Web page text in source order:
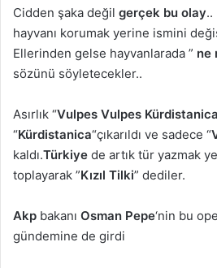
Cidden şaka değil gerçek bu olay..
hayvanı korumak yerine ismini
Ellerinden gelse hayvanlarada ” ne
sözünü söyletecekler..
Asırlık “Vulpes Vulpes Kürdistanica
“Kürdistanica“çıkarıldı ve sadece “
kaldı.Türkiye de artık tür yazmak
toplayarak ”Kızıl Tilki” dediler.
Akp bakanı Osman Pepe‘nin bu
gündemine de girdi